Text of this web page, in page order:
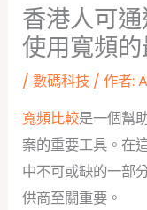
香港人可
使用寬頻
/數碼科技 / 作者:
寬頻比較是一個幫
案的重要工具。在
中不可或缺的一部
供商至關重要。